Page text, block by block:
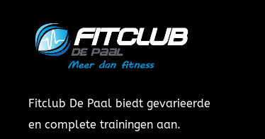
Fitclub De Paal biedt gevarieerde
en complete trainingen aan.